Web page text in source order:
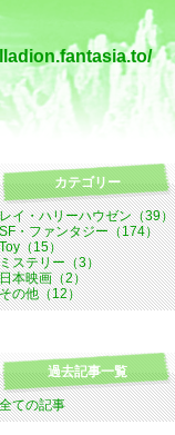
カテゴリー
レイ・ハリーハウゼン（39）
SF・ファンタジー（174）
Toy（15）
ミステリー（3）
日本映画（2）
その他（12）
過去記事一覧
全ての記事